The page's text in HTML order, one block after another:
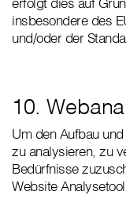
insbesondere des
und/oder der
10.
Um den Aufbau
zu analysieren, zu
Bedürfnisse
Website